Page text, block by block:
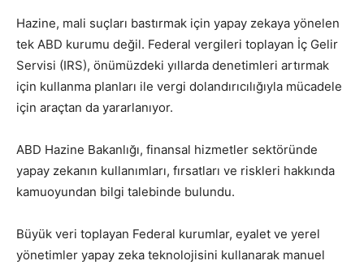
Hazine, mali suçları bastırmak için yapay zekaya yönelen
tek ABD kurumu değil. Federal vergileri toplayan İç Gelir
Servisi (IRS), önümüzdeki yıllarda denetimleri artırmak
için kullanma planları ile vergi dolandırıcılığıyla mücadele
için araçtan da yararlanıyor.
ABD Hazine Bakanlığı, finansal hizmetler sektöründe
yapay zekanın kullanımları, fırsatları ve riskleri hakkında
kamuoyundan bilgi talebinde bulundu.
Büyük veri toplayan Federal kurumlar, eyalet ve yerel
yönetimler yapay zeka teknolojisini kullanarak manuel